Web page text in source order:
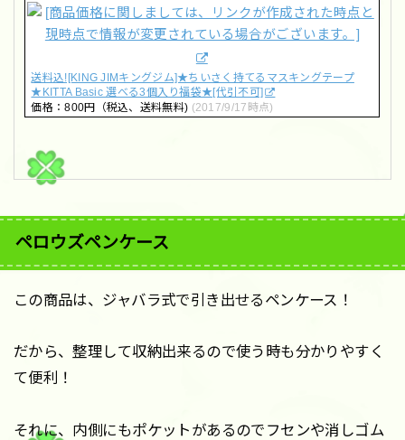
送料込![KING JIMキングジム]★ちいさく持てるマスキングテープ
★KITTA Basic 選べる3個入り福袋★[代引不可]
価格：800円（税込、送料無料) (2017/9/17時点)
ペロウズペンケース
この商品は、ジャバラ式で引き出せるペンケース！
だから、整理して収納出来るので使う時も分かりやすく
て便利！
それに、内側にもポケットがあるのでフセンや消しゴム